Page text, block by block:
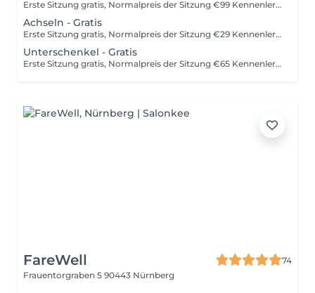
Erste Sitzung gratis, Normalpreis der Sitzung €99 Kennenlernangebot nur für Neukunden, maximal eine Gratissitzung pro Neukunde. Beratung und Aufklärung inklusive.
Achseln - Gratis
Erste Sitzung gratis, Normalpreis der Sitzung €29 Kennenlernangebot nur für Neukunden, maximal eine Gratissitzung pro Neukunde. Beratung und Aufklärung inklusive.
Unterschenkel - Gratis
Erste Sitzung gratis, Normalpreis der Sitzung €65 Kennenlern-Angebot nur für Neukunden, maximal eine Gratissitzung pro Neukunde. Beratung und Aufklärung inklusive.
FareWell
74
Frauentorgraben 5 90443 Nürnberg